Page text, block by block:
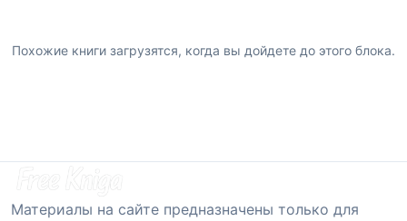
Похожие книги загрузятся, когда вы дойдете до этого блока.
Материалы на сайте предназначены только для